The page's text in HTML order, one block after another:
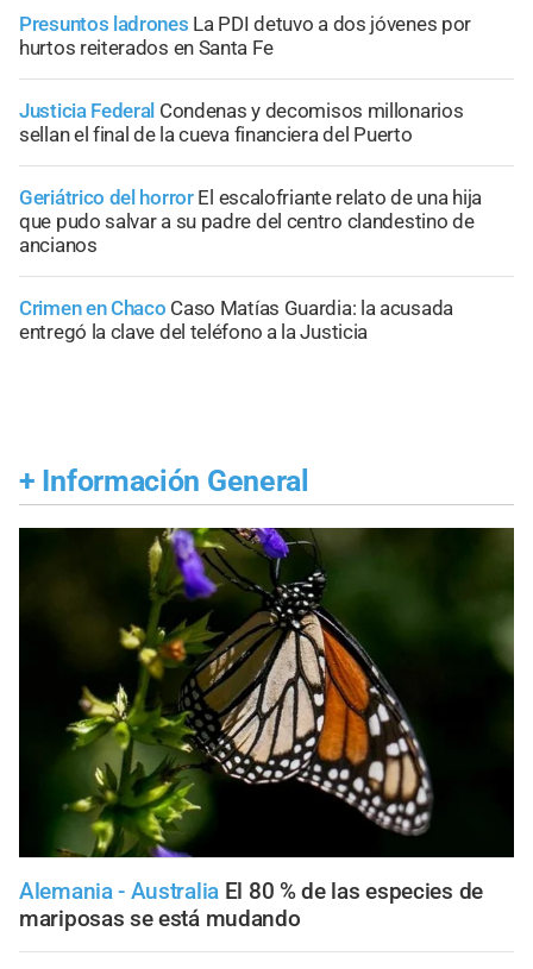
Presuntos ladrones La PDI detuvo a dos jóvenes por
hurtos reiterados en Santa Fe
Justicia Federal Condenas y decomisos millonarios
sellan el final de la cueva financiera del Puerto
Geriátrico del horror El escalofriante relato de una hija
que pudo salvar a su padre del centro clandestino de
ancianos
Crimen en Chaco Caso Matías Guardia: la acusada
entregó la clave del teléfono a la Justicia
+ Información General
Alemania - Australia El 80 % de las especies de
mariposas se está mudando